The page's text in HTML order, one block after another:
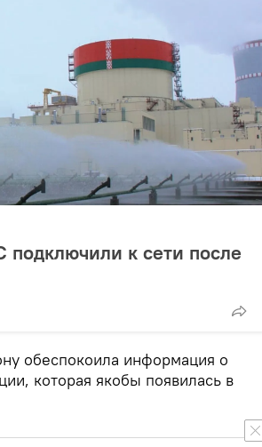
к сети после
обеспокоила информация о
которая якобы появилась в